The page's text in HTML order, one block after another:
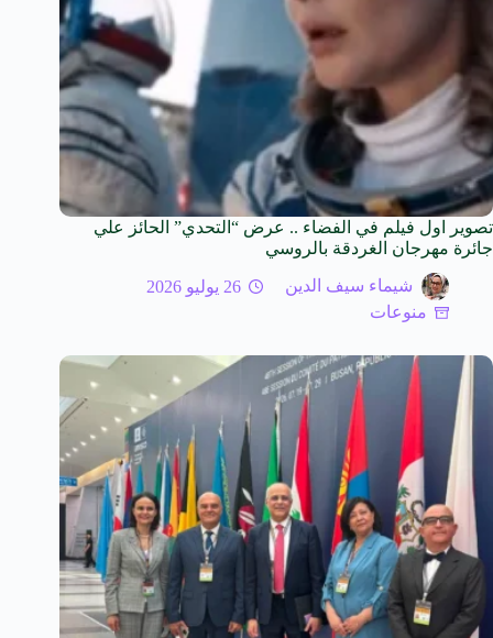
تصوير اول فيلم في الفضاء .. عرض “التحدي” الحائز علي
جائرة مهرجان الغردقة بالروسي
شيماء سيف الدين
26 يوليو 2026
منوعات